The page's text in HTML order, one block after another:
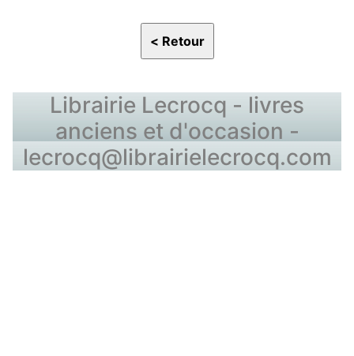
Librairie Lecrocq - livres
anciens et d'occasion -
lecrocq@librairielecrocq.com